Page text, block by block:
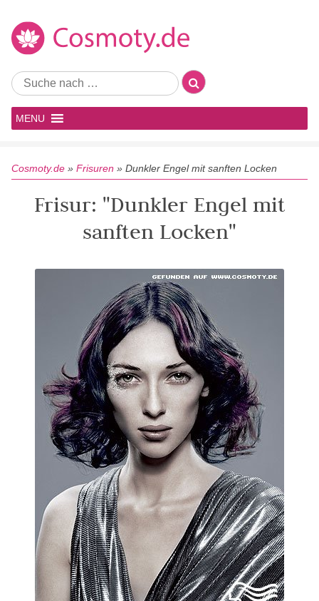
MENU
Cosmoty.de » Frisuren » Dunkler Engel mit sanften Locken
Frisur: "Dunkler Engel mit
sanften Locken"